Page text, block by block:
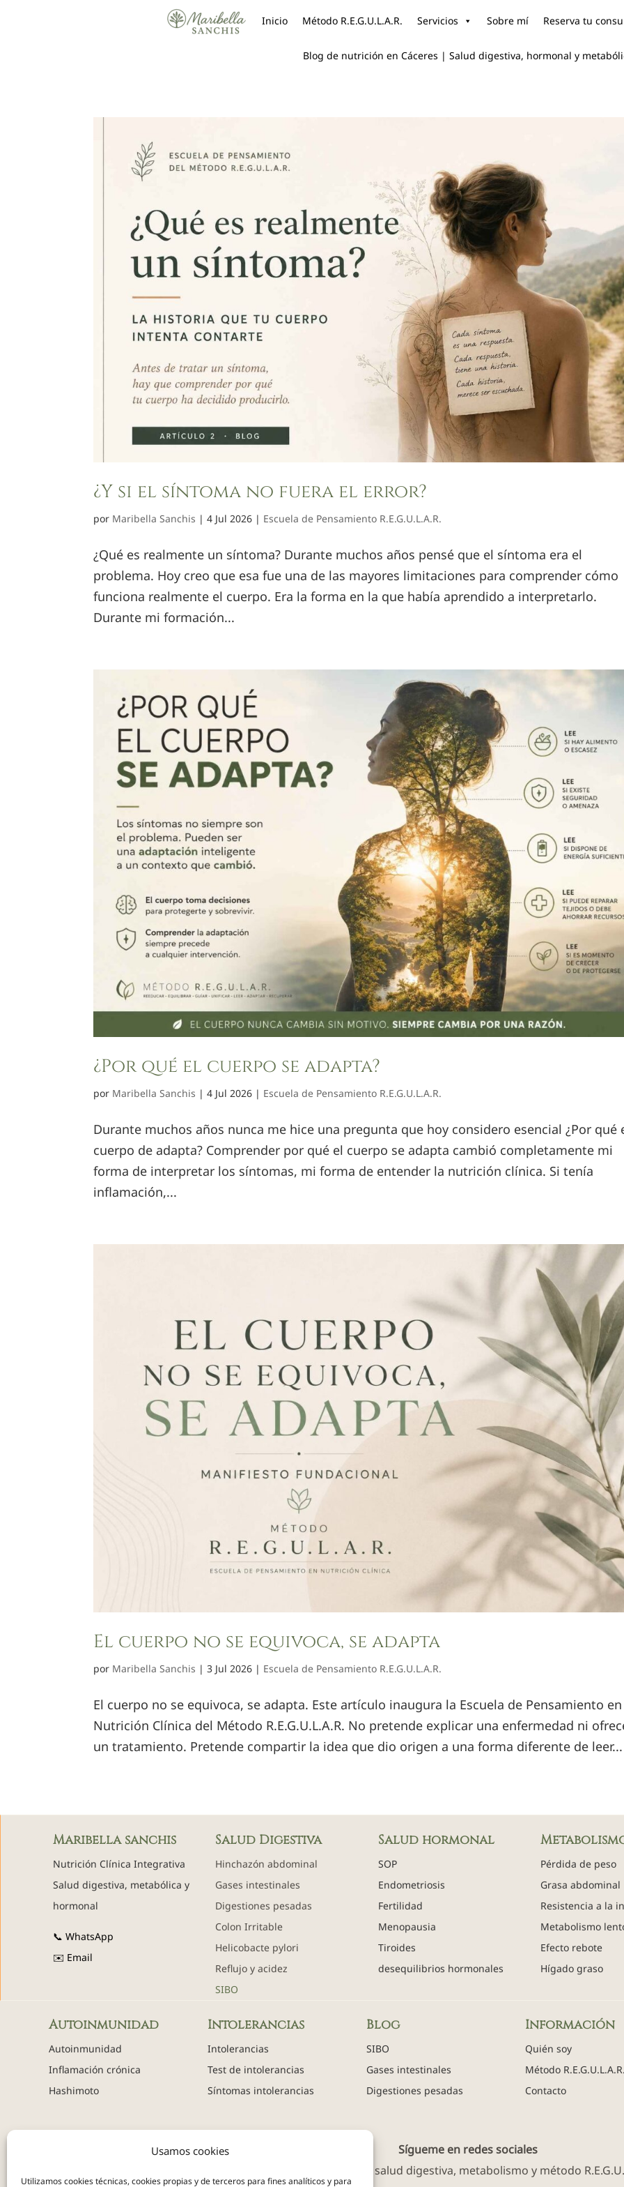
Usamos cookies
Utilizamos cookies técnicas, cookies propias y de terceros para fines analíticos y para
Inicio Método R.E.G.U.L.A.R. Servicios Sobre mí Reserva tu
Blog de nutrición en Cáceres | Salud digestiva, hormonal y
¿Y si el síntoma no fuera el error?
por Maribella Sanchis |4 Jul 2026 | Escuela de Pensamiento R.E.G.U.L.A.R.
¿Qué es realmente un síntoma? Durante muchos años pensé que el síntoma era el
problema. Hoy creo que esa fue una de las mayores limitaciones para comprender cómo
funciona realmente el cuerpo. Era la forma en la que había aprendido a interpretarlo.
Durante mi formación...
¿Por qué el cuerpo se adapta?
por Maribella Sanchis |4 Jul 2026 | Escuela de Pensamiento R.E.G.U.L.A.R.
Durante muchos años nunca me hice una pregunta que hoy considero esencial ¿Por qué
cuerpo de adapta? Comprender por qué el cuerpo se adapta cambió completamente mi
forma de interpretar los síntomas, mi forma de entender la nutrición clínica. Si tenía
inflamación,...
El cuerpo no se equivoca, se adapta
por Maribella Sanchis |3 Jul 2026 | Escuela de Pensamiento R.E.G.U.L.A.R.
El cuerpo no se equivoca, se adapta. Este artículo inaugura la Escuela de Pensamiento en
Nutrición Clínica del Método R.E.G.U.L.A.R. No pretende explicar una enfermedad ni
un tratamiento. Pretende compartir la idea que dio origen a una forma diferente de leer...
Maribella sanchis
Nutrición Clínica Integrativa
Salud digestiva, metabólica y
hormonal
📞 WhatsApp
✉️ Email
Salud Digestiva
Hinchazón abdominal
Gases intestinales
Digestiones pesadas
Colon Irritable
Helicobacte pylori
Reflujo y acidez
SIBO
Salud hormonal
SOP
Endometriosis
Fertilidad
Menopausia
Tiroides
desequilibrios hormonales
Pérdida de peso
Grasa abdominal
Resistencia a la
Metabolismo
Efecto rebote
Hígado graso
Autoinmunidad
Autoinmunidad
Inflamación crónica
Hashimoto
Intolerancias
Intolerancias
Test de intolerancias
Síntomas intolerancias
Blog
SIBO
Gases intestinales
Digestiones pesadas
Información
Quién soy
Método
Contacto
Sígueme en redes sociales
(Contenido sobre salud digestiva, metabolismo y método